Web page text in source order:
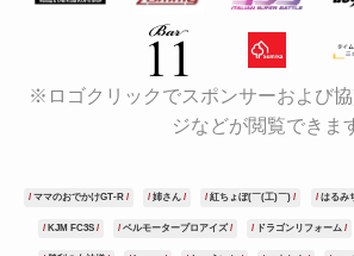
※ロゴクリックでスポンサーおよび
ジなどが閲覧できま
ママのおでかけGT-R 姉さん 紅ちょぼ(￣(工)￣) はるみ
KJM FC3S ベルモータープロアイズ ドラゴンリフォーム